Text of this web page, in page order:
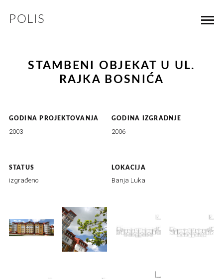
POLIS
STAMBENI OBJEKAT U UL.
RAJKA BOSNIĆA
GODINA PROJEKTOVANJA
2003
GODINA IZGRADNJE
2006
STATUS
izgrađeno
LOKACIJA
Banja Luka